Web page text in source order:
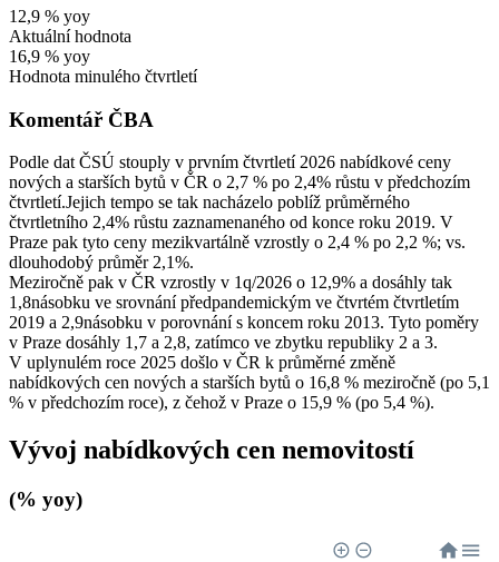
12,9 % yoy
Aktuální hodnota
16,9 % yoy
Hodnota minulého čtvrtletí
Komentář ČBA
Podle dat ČSÚ stouply v prvním čtvrtletí 2026 nabídkové ceny
nových a starších bytů v ČR o 2,7 % po 2,4% růstu v předchozím
čtvrtletí.Jejich tempo se tak nacházelo poblíž průměrného
čtvrtletního 2,4% růstu zaznamenaného od konce roku 2019. V
Praze pak tyto ceny mezikvartálně vzrostly o 2,4 % po 2,2 %; vs.
dlouhodobý průměr 2,1%.
Meziročně pak v ČR vzrostly v 1q/2026 o 12,9% a dosáhly tak
1,8násobku ve srovnání předpandemickým ve čtvrtém čtvrtletím
2019 a 2,9násobku v porovnání s koncem roku 2013. Tyto poměry
v Praze dosáhly 1,7 a 2,8, zatímco ve zbytku republiky 2 a 3.
V uplynulém roce 2025 došlo v ČR k průměrné změně
nabídkových cen nových a starších bytů o 16,8 % meziročně (po 5,1
% v předchozím roce), z čehož v Praze o 15,9 % (po 5,4 %).
Vývoj nabídkových cen nemovitostí
(% yoy)